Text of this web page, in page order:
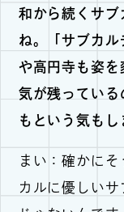
和から続くサブ
ね。「サブカル
や高円寺も姿を
気が残っている
もという気もし
まい：確かに
カルに優しい